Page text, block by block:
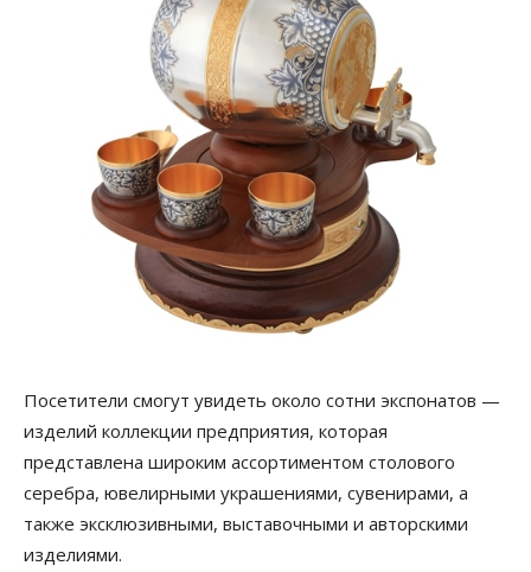
Посетители смогут увидеть около сотни экспонатов —
изделий коллекции предприятия, которая
представлена широким ассортиментом столового
серебра, ювелирными украшениями, сувенирами, а
также эксклюзивными, выставочными и авторскими
изделиями.